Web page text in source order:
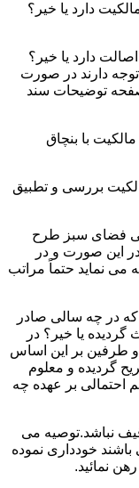
دارد یا خیر؟
دارد یا خیر؟
دارند در صورت
توضیحات سند
با بنچاق
بررسی و تطبیق
فضای سبز طرح
این صورت و در
می نماید حتماً مراتب
در چه سالی صادر
گردیده یا خیر؟ در
و طرفین بر این اساس
گردیده و معلوم
احتمالی بر عهده چه
نباشد.توصیه می
خودداری نموده
نمائید.